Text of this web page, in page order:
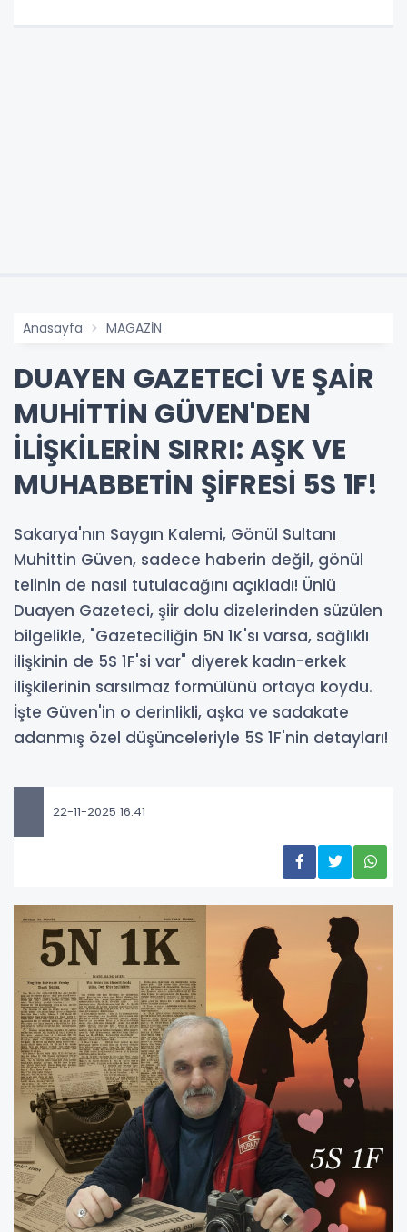
Anasayfa MAGAZİN
DUAYEN GAZETECİ VE ŞAİR
MUHİTTİN GÜVEN'DEN
İLİŞKİLERİN SIRRI: AŞK VE
MUHABBETİN ŞİFRESİ 5S 1F!
Sakarya'nın Saygın Kalemi, Gönül Sultanı
Muhittin Güven, sadece haberin değil, gönül
telinin de nasıl tutulacağını açıkladı! Ünlü
Duayen Gazeteci, şiir dolu dizelerinden süzülen
bilgelikle, "Gazeteciliğin 5N 1K'sı varsa, sağlıklı
ilişkinin de 5S 1F'si var" diyerek kadın-erkek
ilişkilerinin sarsılmaz formülünü ortaya koydu.
İşte Güven'in o derinlikli, aşka ve sadakate
adanmış özel düşünceleriyle 5S 1F'nin detayları!
22-11-2025 16:41